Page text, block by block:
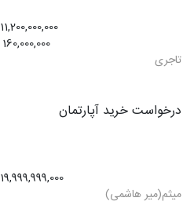
11,200,000,000
160,000,000
تاجری
درخواست خرید آپارتمان
19,999,999,000
میثم(میر هاشمی)